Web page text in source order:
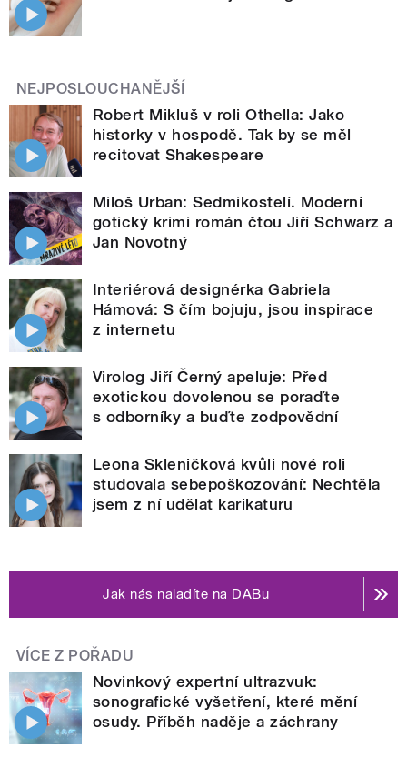
NEJPOSLOUCHANĚJŠÍ
Robert Mikluš v roli Othella: Jako
historky v hospodě. Tak by se měl
recitovat Shakespeare
Miloš Urban: Sedmikostelí. Moderní
gotický krimi román čtou Jiří Schwarz a
Jan Novotný
Interiérová designérka Gabriela
Hámová: S čím bojuju, jsou inspirace
z internetu
Virolog Jiří Černý apeluje: Před
exotickou dovolenou se poraďte
s odborníky a buďte zodpovědní
Leona Skleničková kvůli nové roli
studovala sebepoškozování: Nechtěla
jsem z ní udělat karikaturu
Jak nás naladíte na DABu
VÍCE Z POŘADU
Novinkový expertní ultrazvuk:
sonografické vyšetření, které mění
osudy. Příběh naděje a záchrany